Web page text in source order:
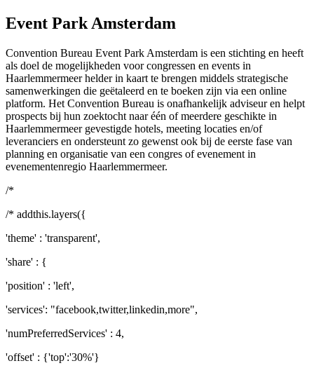
Event Park Amsterdam
Convention Bureau Event Park Amsterdam is een stichting en heeft
als doel de mogelijkheden voor congressen en events in
Haarlemmermeer helder in kaart te brengen middels strategische
samenwerkingen die geëtaleerd en te boeken zijn via een online
platform. Het Convention Bureau is onafhankelijk adviseur en helpt
prospects bij hun zoektocht naar één of meerdere geschikte in
Haarlemmermeer gevestigde hotels, meeting locaties en/of
leveranciers en ondersteunt zo gewenst ook bij de eerste fase van
planning en organisatie van een congres of evenement in
evenementenregio Haarlemmermeer.
/*
/* addthis.layers({
'theme' : 'transparent',
'share' : {
'position' : 'left',
'services': "facebook,twitter,linkedin,more",
'numPreferredServices' : 4,
'offset' : {'top':'30%'}